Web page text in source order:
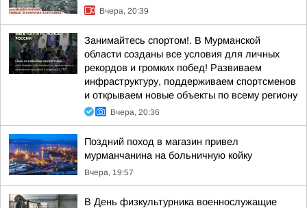
Вчера, 20:39
Занимайтесь спортом!. В Мурманской
области созданы все условия для личных
рекордов и громких побед! Развиваем
инфраструктуру, поддерживаем спортсменов
и открываем новые объекты по всему региону
Вчера, 20:36
Поздний поход в магазин привел
мурманчанина на больничную койку
Вчера, 19:57
В День физкультурника военнослужащие